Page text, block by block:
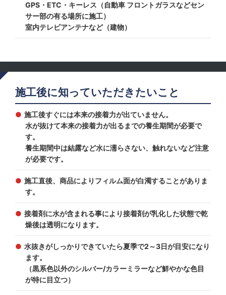
GPS・ETC・キーレス（自動車 フロントガラスなどセン
サー部の有る場所に施工）
室内テレビアンテナなど（建物）
施工後に知っていただきたいこと
施工後すぐには本来の接着力が出ていません。
水が抜けて本来の接着力が出るまでの養生期間が必要で
す。
養生期間中は結露など水に濡らさない、触れないなど注意
が必要です。
施工直後、商品によりフィルム面が白濁することがありま
す。
接着剤に水が含まれる事により接着剤が乳化した状態で乾
燥後は透明になります。
水抜きがしっかりできていたら夏季で2～3日が目安になり
ます。
（黒系色以外のシルバー/カラーミラーなど鮮やかな色目
が特に目立つ）